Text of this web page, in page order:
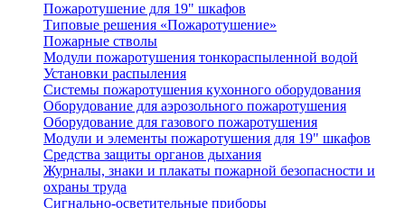
Пожаротушение для 19" шкафов
Типовые решения «Пожаротушение»
Пожарные стволы
Модули пожаротушения тонкораспыленной водой
Установки распыления
Системы пожаротушения кухонного оборудования
Оборудование для аэрозольного пожаротушения
Оборудование для газового пожаротушения
Модули и элементы пожаротушения для 19" шкафов
Средства защиты органов дыхания
Журналы, знаки и плакаты пожарной безопасности и
охраны труда
Сигнально-осветительные приборы